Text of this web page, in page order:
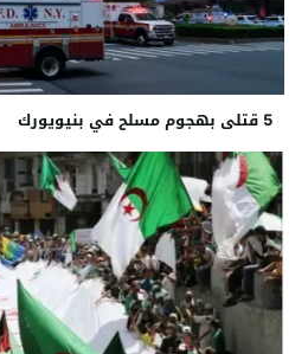
5 قتلى بهجوم مسلح في بنيويورك